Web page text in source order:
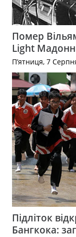
Помер
Light
П’ятниця, 7
Підліток
Бангкока: